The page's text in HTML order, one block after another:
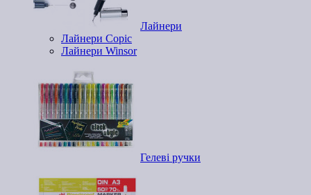
Лайнери
Лайнери Copic
Лайнери Winsor
Гелеві ручки